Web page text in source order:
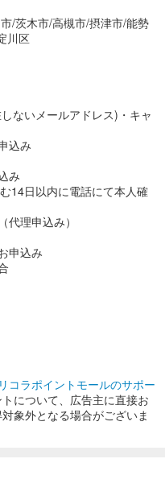
/茨木市/高槻市/摂津市/能勢
川区
ないメールアドレス)・キャ
込み
み
14日以内に電話にて本人確
理申込み）
申込み
リコラポイントモールのサポー
について、広告主に直接お
象外となる場合がございま